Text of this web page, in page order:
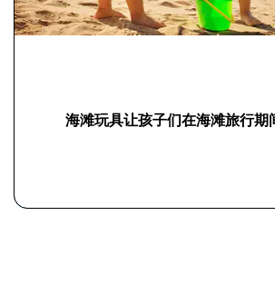
海滩玩具让孩子们在海滩旅行期间保持